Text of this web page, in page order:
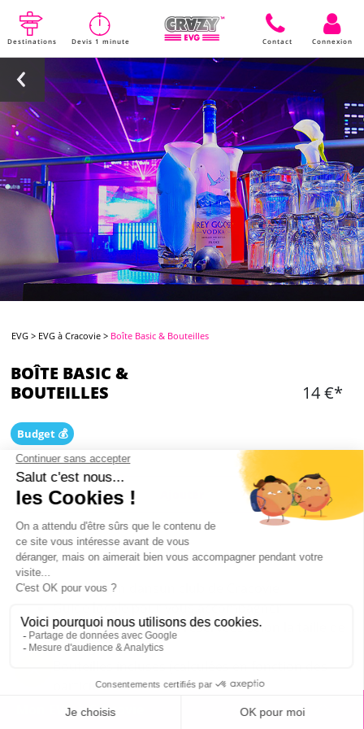
Destinations Devis 1 minute Contact Connexion
EVG > EVG à Cracovie > Boîte Basic & Bouteilles
BOÎTE BASIC &
BOUTEILLES
14 €*
Budget 💰
CONTENU
Réservation dansun club de Cracovie
1 ou plusieurs tables réservées selon la taille de
votre groupe
participants)
1 bouteille de vodka pour 5 personnes (2
Mon EVG à Cracovie